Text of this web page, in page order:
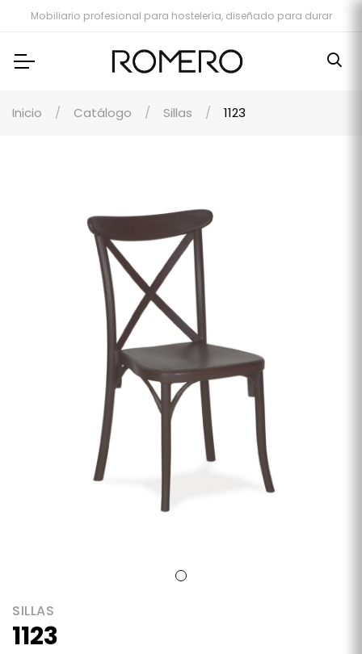
Mobiliario profesional para hostelería, diseñado para durar
Inicio Catálogo Sillas 1123
SILLAS
1123